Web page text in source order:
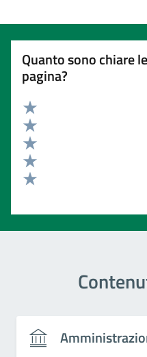
Quanto sono chiare
pagina?
Valuta 5 stelle su 5
Valuta 4 stelle su 5
Valuta 3 stelle su 5
Valuta 2 stelle su 5